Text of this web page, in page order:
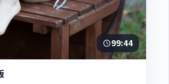
99:44